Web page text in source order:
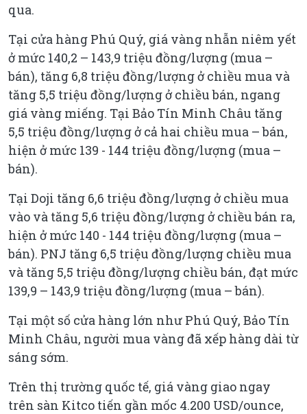
qua.
Tại cửa hàng Phú Quý, giá vàng nhẫn niêm yết
ở mức 140,2 – 143,9 triệu đồng/lượng (mua –
bán), tăng 6,8 triệu đồng/lượng ở chiều mua và
tăng 5,5 triệu đồng/lượng ở chiều bán, ngang
giá vàng miếng. Tại Bảo Tín Minh Châu tăng
5,5 triệu đồng/lượng ở cả hai chiều mua – bán,
hiện ở mức 139 - 144 triệu đồng/lượng (mua –
bán).
Tại Doji tăng 6,6 triệu đồng/lượng ở chiều mua
vào và tăng 5,6 triệu đồng/lượng ở chiều bán ra,
hiện ở mức 140 - 144 triệu đồng/lượng (mua –
bán). PNJ tăng 6,5 triệu đồng/lượng chiều mua
và tăng 5,5 triệu đồng/lượng chiều bán, đạt mức
139,9 – 143,9 triệu đồng/lượng (mua – bán).
Tại một số cửa hàng lớn như Phú Quý, Bảo Tín
Minh Châu, người mua vàng đã xếp hàng dài từ
sáng sớm.
Trên thị trường quốc tế, giá vàng giao ngay
trên sàn Kitco tiến gần mốc 4.200 USD/ounce,